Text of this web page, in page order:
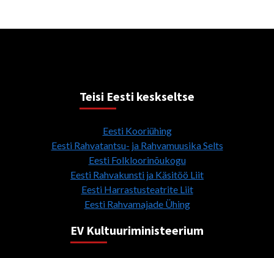
Teisi Eesti keskseltse
Eesti Kooriühing
Eesti Rahvatantsu- ja Rahvamuusika Selts
Eesti Folkloorinõukogu
Eesti Rahvakunsti ja Käsitöö Liit
Eesti Harrastusteatrite Liit
Eesti Rahvamajade Ühing
EV Kultuuriministeerium